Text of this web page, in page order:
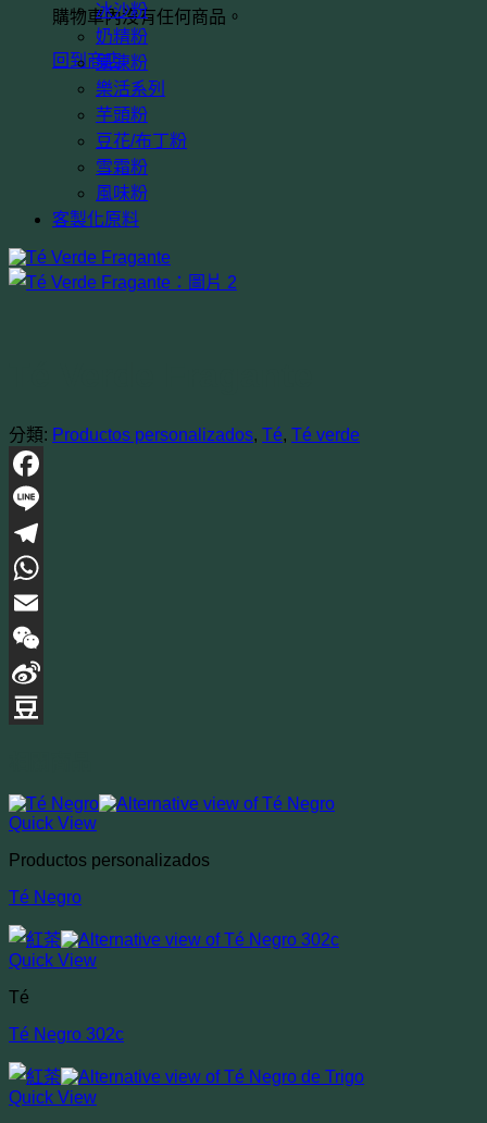
購物車內沒有任何商品。
回到商店
冰沙粉
奶精粉
果凍粉
樂活系列
芋頭粉
豆花/布丁粉
雪霜粉
風味粉
客製化原料
分類: Productos personalizados, Té, Té verde
Facebook
Line
Telegram
WhatsApp
Email
WeChat
Sina
Quick View
Productos personalizados
Té Negro
Quick View
Té
Té Negro 302c
Quick View